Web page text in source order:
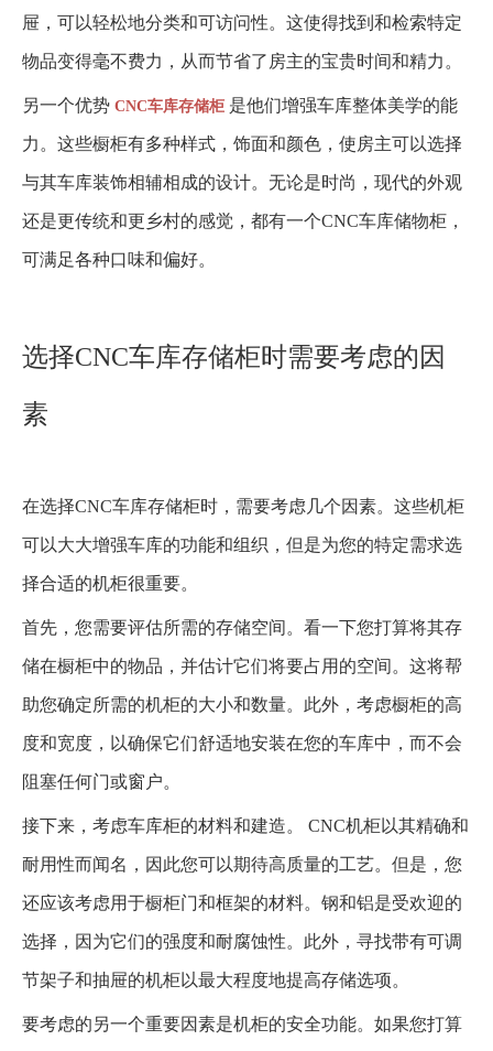
屉，可以轻松地分类和可访问性。这使得找到和检索特定
物品变得毫不费力，从而节省了房主的宝贵时间和精力。
另一个优势 CNC车库存储柜 是他们增强车库整体美学的能
力。这些橱柜有多种样式，饰面和颜色，使房主可以选择
与其车库装饰相辅相成的设计。无论是时尚，现代的外观
还是更传统和更乡村的感觉，都有一个CNC车库储物柜，
可满足各种口味和偏好。
选择CNC车库存储柜时需要考虑的因
素
在选择CNC车库存储柜时，需要考虑几个因素。这些机柜
可以大大增强车库的功能和组织，但是为您的特定需求选
择合适的机柜很重要。
首先，您需要评估所需的存储空间。看一下您打算将其存
储在橱柜中的物品，并估计它们将要占用的空间。这将帮
助您确定所需的机柜的大小和数量。此外，考虑橱柜的高
度和宽度，以确保它们舒适地安装在您的车库中，而不会
阻塞任何门或窗户。
接下来，考虑车库柜的材料和建造。 CNC机柜以其精确和
耐用性而闻名，因此您可以期待高质量的工艺。但是，您
还应该考虑用于橱柜门和框架的材料。钢和铝是受欢迎的
选择，因为它们的强度和耐腐蚀性。此外，寻找带有可调
节架子和抽屉的机柜以最大程度地提高存储选项。
要考虑的另一个重要因素是机柜的安全功能。如果您打算